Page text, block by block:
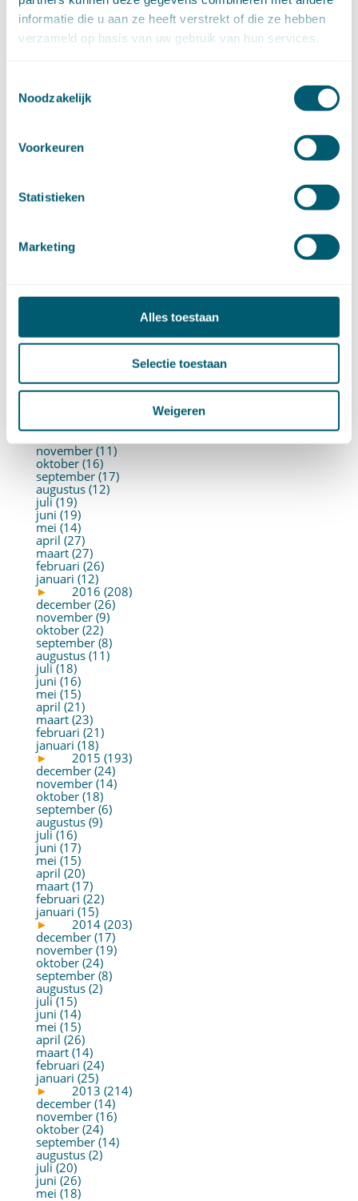
informatie die u aan ze heeft verstrekt of die ze hebben
verzameld op basis van uw gebruik van hun services.
Noodzakelijk
Voorkeuren
Statistieken
Marketing
Alles toestaan
Selectie toestaan
Weigeren
juni (14)
mei (12)
april (20)
►
2019 (147)
december (8)
september (8)
augustus (10)
mei (14)
januari (24)
2018 (205)
oktober (24)
juli (26)
juni (21)
maart (10)
►
2017 (213)
november (11)
oktober (16)
september (17)
augustus (12)
juli (19)
juni (19)
mei (14)
april (27)
maart (27)
februari (26)
januari (12)
►
2016 (208)
december (26)
november (9)
oktober (22)
september (8)
augustus (11)
juli (18)
juni (16)
mei (15)
april (21)
maart (23)
februari (21)
januari (18)
►
2015 (193)
december (24)
november (14)
oktober (18)
september (6)
augustus (9)
juli (16)
juni (17)
mei (15)
april (20)
maart (17)
februari (22)
januari (15)
►
2014 (203)
december (17)
november (19)
oktober (24)
september (8)
augustus (2)
juli (15)
juni (14)
mei (15)
april (26)
maart (14)
februari (24)
januari (25)
►
2013 (214)
december (14)
november (16)
oktober (24)
september (14)
augustus (2)
juli (20)
juni (26)
mei (18)